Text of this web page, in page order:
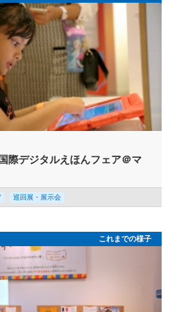
際デジタルえほんフェア＠マ
巡回展・展示会
これまでの様子